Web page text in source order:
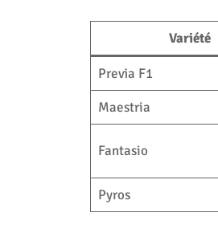
Variété
Previa F1
Maestria
Fantasio
Pyros